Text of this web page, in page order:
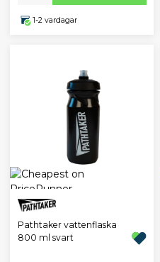
1-2 vardagar
Pathtaker vattenflaska
800 ml svart